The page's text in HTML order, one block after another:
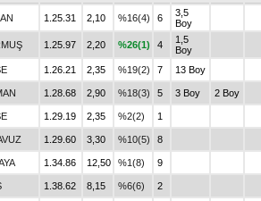
1.25.31 2,10 %16(4) 6
3,5
Boy
1.25.97 2,20 %26(1) 4
1,5
Boy
1.26.21 2,35 %19(2) 7 13 Boy
1.28.68 2,90 %18(3) 5 3 Boy 2 Boy
1.29.19 2,35 %2(2) 1
1.29.60 3,30 %10(5) 8
1.34.86 12,50 %1(8) 9
1.38.62 8,15 %6(6) 2